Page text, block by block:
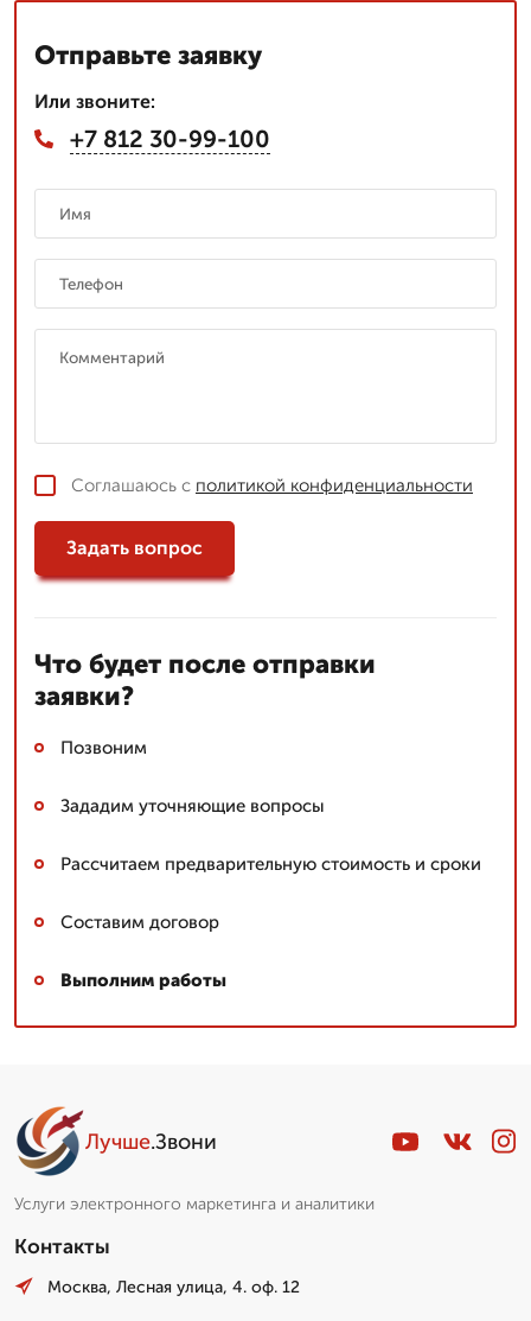
Отправьте заявку
Или звоните:
+7 812 30-99-100
Соглашаюсь с политикой конфиденциальности
Задать вопрос
Что будет после отправки
заявки?
Позвоним
Зададим уточняющие вопросы
Рассчитаем предварительную стоимость и сроки
Составим договор
Выполним работы
Лучше.Звони
Услуги электронного маркетинга и аналитики
Контакты
Москва, Лесная улица, 4. оф. 12